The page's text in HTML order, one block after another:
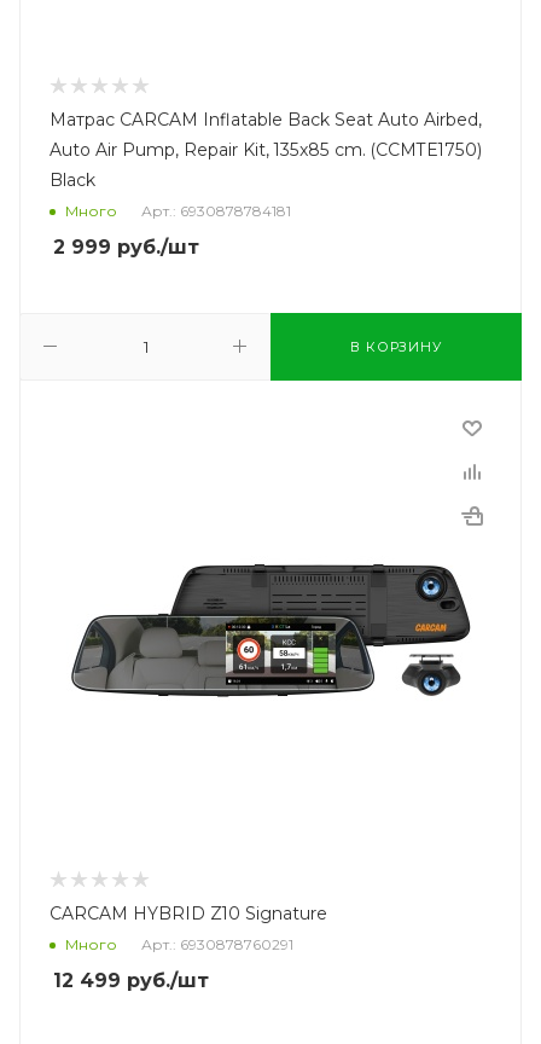
Матрас CARCAM Inflatable Back Seat Auto Airbed,
Auto Air Pump, Repair Kit, 135x85 cm. (CCMTE1750)
Black
Много Арт.: 6930878784181
2 999 руб./шт
В КОРЗИНУ
CARCAM HYBRID Z10 Signature
Много Арт.: 6930878760291
12 499 руб./шт